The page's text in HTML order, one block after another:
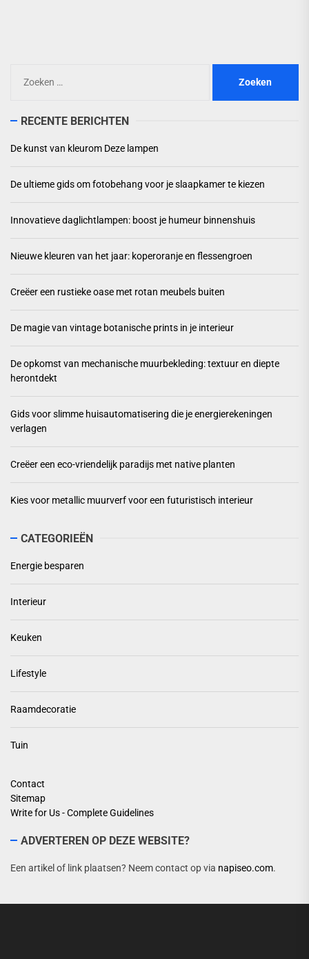
naar:
RECENTE BERICHTEN
De kunst van kleurom Deze lampen
De ultieme gids om fotobehang voor je slaapkamer te kiezen
Innovatieve daglichtlampen: boost je humeur binnenshuis
Nieuwe kleuren van het jaar: koperoranje en flessengroen
Creëer een rustieke oase met rotan meubels buiten
De magie van vintage botanische prints in je interieur
De opkomst van mechanische muurbekleding: textuur en diepte
herontdekt
Gids voor slimme huisautomatisering die je energierekeningen
verlagen
Creëer een eco-vriendelijk paradijs met native planten
Kies voor metallic muurverf voor een futuristisch interieur
CATEGORIEËN
Energie besparen
Interieur
Keuken
Lifestyle
Raamdecoratie
Tuin
Contact
Sitemap
Write for Us - Complete Guidelines
ADVERTEREN OP DEZE WEBSITE?
Een artikel of link plaatsen? Neem contact op via napiseo.com.